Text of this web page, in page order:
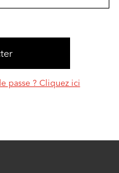
passe ? Cliquez ici